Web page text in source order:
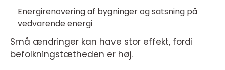
Energirenovering af bygninger og satsning på
vedvarende energi
Små ændringer kan have stor effekt, fordi
befolkningstætheden er høj.